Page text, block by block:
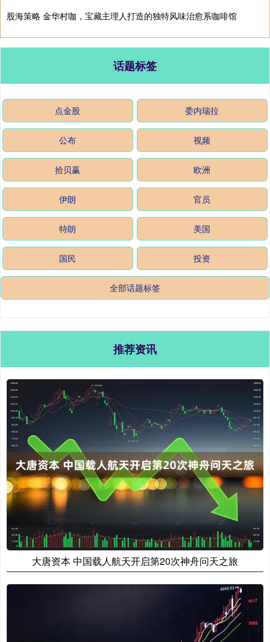
股海策略 金华村咖，宝藏主理人打造的独特风味治愈系咖啡馆
话题标签
点金股 委内瑞拉
公布 视频
拾贝赢 欧洲
伊朗 官员
特朗 美国
国民 投资
全部话题标签
推荐资讯
大唐资本 中国载人航天开启第20次神舟问天之旅